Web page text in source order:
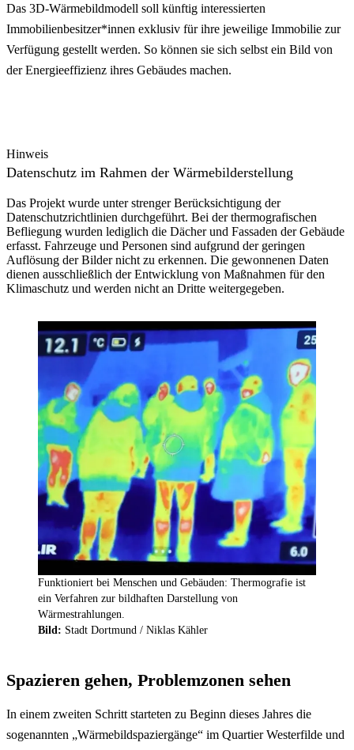
Das 3D-Wärmebildmodell soll künftig interessierten
Immobilienbesitzer*innen exklusiv für ihre jeweilige Immobilie zur
Verfügung gestellt werden. So können sie sich selbst ein Bild von
der Energieeffizienz ihres Gebäudes machen.
Hinweis
Datenschutz im Rahmen der Wärmebilderstellung
Das Projekt wurde unter strenger Berücksichtigung der
Datenschutzrichtlinien durchgeführt. Bei der thermografischen
Befliegung wurden lediglich die Dächer und Fassaden der Gebäude
erfasst. Fahrzeuge und Personen sind aufgrund der geringen
Auflösung der Bilder nicht zu erkennen. Die gewonnenen Daten
dienen ausschließlich der Entwicklung von Maßnahmen für den
Klimaschutz und werden nicht an Dritte weitergegeben.
Funktioniert bei Menschen und Gebäuden: Thermografie ist
ein Verfahren zur bildhaften Darstellung von
Wärmestrahlungen.
Bild: Stadt Dortmund / Niklas Kähler
Spazieren gehen, Problemzonen sehen
In einem zweiten Schritt starteten zu Beginn dieses Jahres die
sogenannten „Wärmebildspaziergänge“ im Quartier Westerfilde und